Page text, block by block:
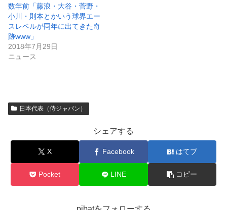
数年前「藤浪・大谷・菅野・
小川・則本とかいう球界エー
スレベルが同年に出てきた奇
跡www」
2018年7月29日
ニュース
日本代表（侍ジャパン）
シェアする
X Facebook はてブ
Pocket LINE コピー